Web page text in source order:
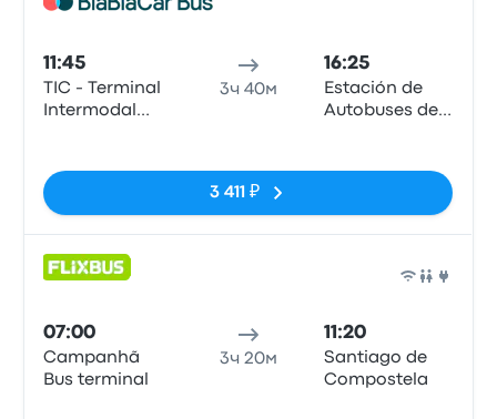
11:45
TIC - Terminal
Intermodal
4300-084
Porto
3ч 40м
16:25
Estación de
Autobuses de
3 411 ₽
07:00
Campanhã
Bus terminal
3ч 20м
11:20
Santiago de
Compostela